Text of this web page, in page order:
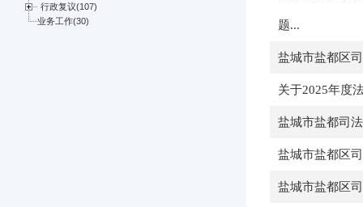
题...
盐城市盐都区
关于2025年度
盐城市盐都司
盐城市盐都区
盐城市盐都区